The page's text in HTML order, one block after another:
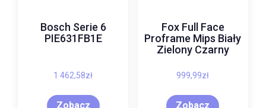
Bosch Serie 6
PIE631FB1E
1 462,58zł
Zobacz
Fox Full Face
Proframe Mips Biały
Zielony Czarny
999,99zł
Zobacz